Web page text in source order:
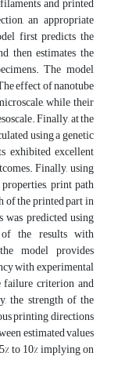
an appropriate
first predicts the
then estimates the
The model
effect of nanotube
while their
Finally, at the
using a genetic
exhibited excellent
Finally, using
print path
of the printed part in
was predicted using
the results with
model provides
with experimental
failure criterion and
the strength of the
printing directions
estimated values
to 10% implying on